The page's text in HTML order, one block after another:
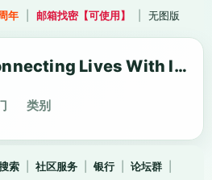
年 邮箱找密【可使用】 无图版
风云小站|Connecting Lives With Infinite New Discoveries
类别
索 社区服务 银行 论坛群